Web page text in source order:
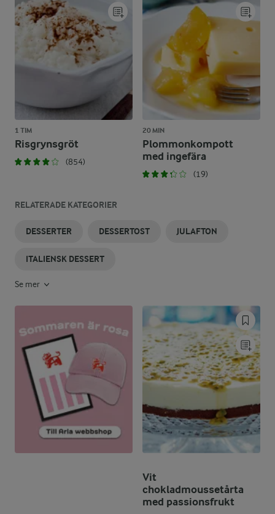
1 TIM
Risgrynsgröt
(854)
20 MIN
Plommonkompott
med ingefära
(19)
RELATERADE KATEGORIER
DESSERTER DESSERTOST JULAFTON
ITALIENSK DESSERT
Se mer
Vit
chokladmoussetårta
med passionsfrukt